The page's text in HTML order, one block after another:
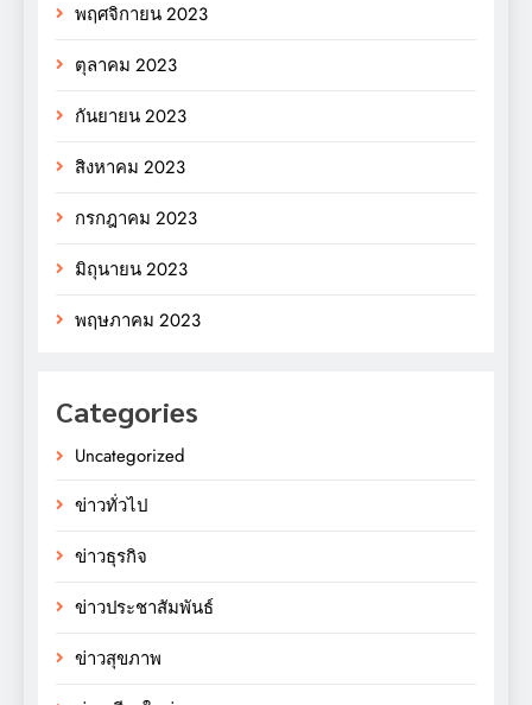
พฤศจิกายน 2023
ตุลาคม 2023
กันยายน 2023
สิงหาคม 2023
กรกฎาคม 2023
มิถุนายน 2023
พฤษภาคม 2023
Categories
Uncategorized
ข่าวทั่วไป
ข่าวธุรกิจ
ข่าวประชาสัมพันธ์
ข่าวสุขภาพ